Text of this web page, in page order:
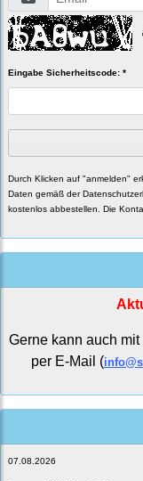
Eingabe Sicherheitscode: *
Durch Klicken auf "anmelden"
Daten gemäß der
kostenlos abbestellen. Die
Gerne kann auch
per E-Mail (
07.08.2026